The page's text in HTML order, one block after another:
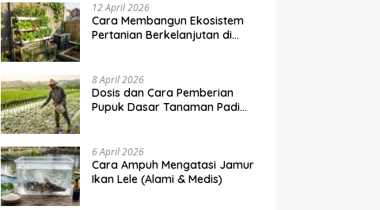
Penerapan IoT dalam
Pertanian Modern di Indonesia
Ekonomi Sumber Daya Lahan:
12 April 2026
Cara Membangun Ekosistem
Pertanian Berkelanjutan di
8 April 2026
Dosis dan Cara Pemberian
Pupuk Dasar Tanaman Padi
6 April 2026
Cara Ampuh Mengatasi Jamur
Ikan Lele (Alami & Medis)